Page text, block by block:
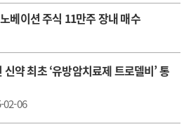
베이션 주식 11만주 장내 매수
신약 최초 ‘유방암치료제 트로델비’ 통
02-06